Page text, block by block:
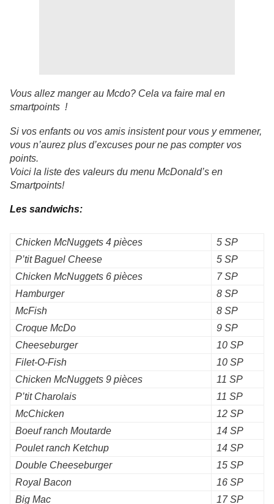
Vous allez manger au Mcdo? Cela va faire mal en
smartpoints !
Si vos enfants ou vos amis insistent pour vous y emmener,
vous n’aurez plus d’excuses pour ne pas compter vos
points.
Voici la liste des valeurs du menu McDonald’s en
Smartpoints!
Les sandwichs:
Chicken McNuggets 4 pièces
5 SP
P’tit Baguel Cheese
5 SP
Chicken McNuggets 6 pièces
7 SP
Hamburger
8 SP
McFish
8 SP
Croque McDo
9 SP
Cheeseburger
10 SP
Filet-O-Fish
10 SP
Chicken McNuggets 9 pièces
11 SP
P’tit Charolais
11 SP
McChicken
12 SP
Boeuf ranch Moutarde
14 SP
Poulet ranch Ketchup
14 SP
Double Cheeseburger
15 SP
Royal Bacon
16 SP
Big Mac
17 SP